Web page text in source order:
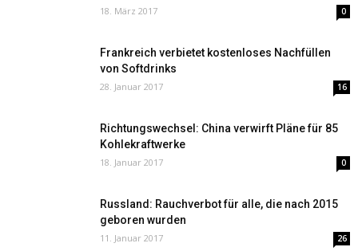
18. März 2017 0
Frankreich verbietet kostenloses Nachfüllen
von Softdrinks
28. Januar 2017 16
Richtungswechsel: China verwirft Pläne für 85
Kohlekraftwerke
18. Januar 2017 0
Russland: Rauchverbot für alle, die nach 2015
geboren wurden
11. Januar 2017 26